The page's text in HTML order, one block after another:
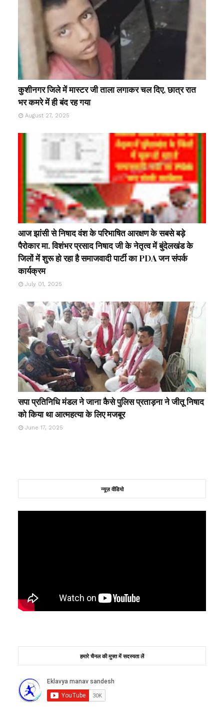
कुशीनगर जिले में मास्टर जी ताला लगाकर चल दिए, छात्र रात
भर कमरे में ही बंद रह गया
August 27, 2025
आज झांसी से निषाद वंश के परिभाषित आरक्षण के सबसे बड़े
पैरोकार मा. विशंभर प्रसाद निषाद जी के नेतृत्व में बुंदेलखंड के
जिलों में शुरू हो रहा है समाजवादी पार्टी का PDA जन संपर्क
कार्यक्रम
July 01, 2025
सपा प्रतिनिधि मंडल ने जाना कैसे पुलिस प्रताड़ना ने जीतू निषाद
को किया था आत्महत्या के लिए मजबूर
June 17, 2025
न्यूज़ वीडियो
हमारे चैनल की मुफ्त में सदस्यता लें